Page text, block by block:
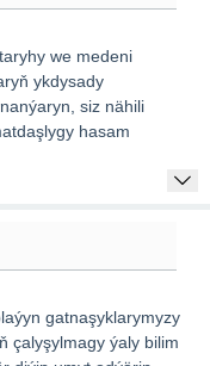
we medeni
ykdysady
siz nähili
hasam
gatnaşyklarymyzy
çalyşylmagy ýaly bilim